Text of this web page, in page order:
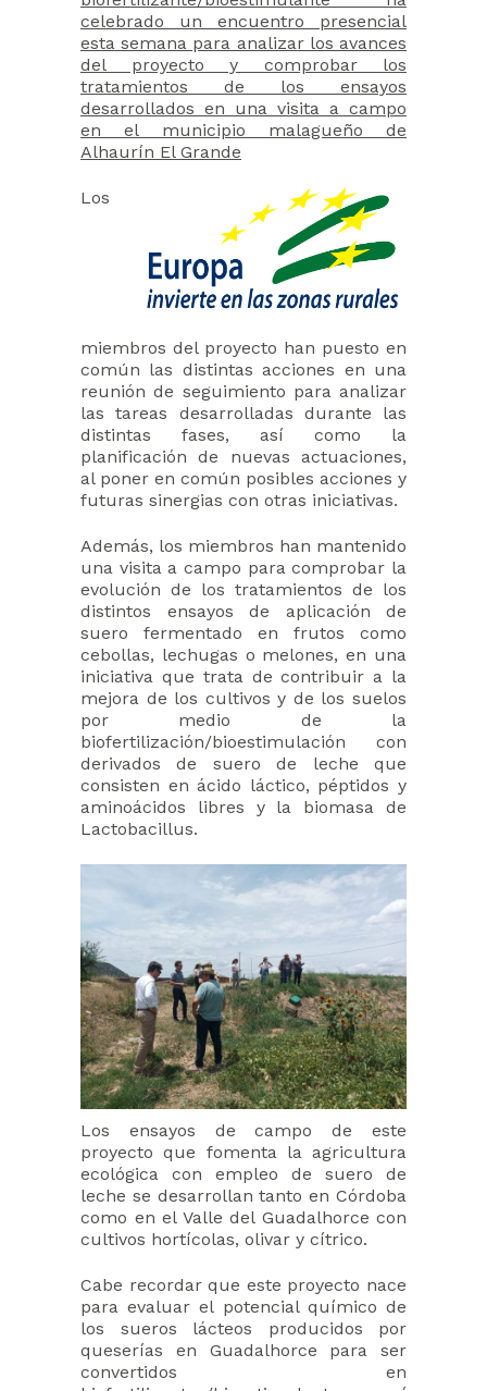
celebrado un encuentro presencial
esta semana para analizar los avances
del proyecto y comprobar los
tratamientos de los ensayos
desarrollados en una visita a campo
en el municipio malagueño de
Alhaurín El Grande
Los
miembros del proyecto han puesto en
común las distintas acciones en una
reunión de seguimiento para analizar
las tareas desarrolladas durante las
distintas fases, así como la
planificación de nuevas actuaciones,
al poner en común posibles acciones y
futuras sinergias con otras iniciativas.
Además, los miembros han mantenido
una visita a campo para comprobar la
evolución de los tratamientos de los
distintos ensayos de aplicación de
suero fermentado en frutos como
cebollas, lechugas o melones, en una
iniciativa que trata de contribuir a la
mejora de los cultivos y de los suelos
por medio de la
biofertilización/bioestimulación con
derivados de suero de leche que
consisten en ácido láctico, péptidos y
aminoácidos libres y la biomasa de
Lactobacillus.
Los ensayos de campo de este
proyecto que fomenta la agricultura
ecológica con empleo de suero de
leche se desarrollan tanto en Córdoba
como en el Valle del Guadalhorce con
cultivos hortícolas, olivar y cítrico.
Cabe recordar que este proyecto nace
para evaluar el potencial químico de
los sueros lácteos producidos por
queserías en Guadalhorce para ser
convertidos en